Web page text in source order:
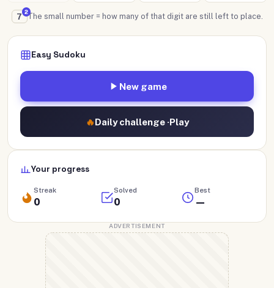
7 2The small number = how many of that digit are still left to place.
Easy Sudoku
New game
🔥Daily challenge ·Play
Your progress
Streak
0
Solved
0
Best
—